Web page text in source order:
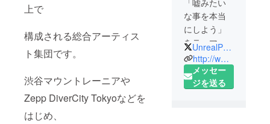
上で
構成される総合アーティス
ト集団です。
渋谷マウントレーニアや
Zepp DiverCity Tokyoなどを
はじめ、
「嘘みたい
な事を本当
にしよう」
をテーマに
集まった、
シンガーや
クリエイ
UnrealProject
http://www.unrealproject.net/
メッセー
ジを送る